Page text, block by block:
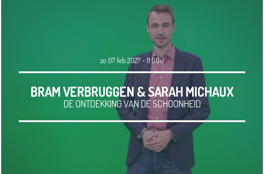
zo 07 feb 2027 - 11.00u
BRAM VERBRUGGEN & SARAH MICHAUX
DE ONTDEKKING VAN DE SCHOONHEID